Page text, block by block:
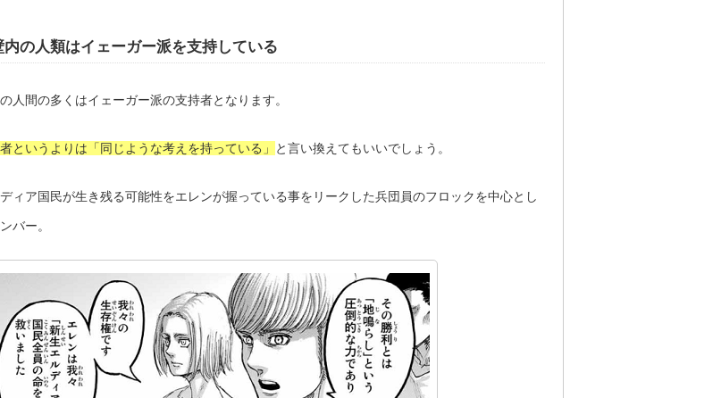
内の人類はイェーガー派を支持している
人間の多くはイェーガー派の支持者となります。
というよりは「同じような考えを持っている」 と言い換えてもいいでしょう。
ィア国民が生き残る可能性をエレンが握っている事をリークした兵団員のフロックを中心とし
バー。